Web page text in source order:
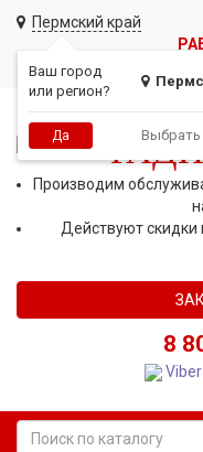
Пермский край
Ваш город
или регион?
Да Выбрать
СЕТЬ
Производим
Действуют скидки
8
Viber